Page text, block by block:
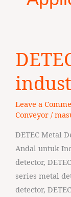
Leave a
Conveyor/
DETEC Metal
Andal untuk
detector,
series metal
detector,
metal
industrial